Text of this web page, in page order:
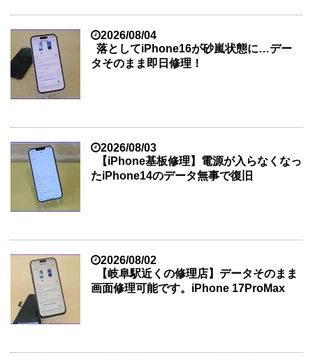
2026/08/04
落としてiPhone16が砂嵐状態に…デー
タそのまま即日修理！
2026/08/03
【iPhone基板修理】電源が入らなくなっ
たiPhone14のデータ無事で復旧
2026/08/02
【岐阜駅近くの修理店】データそのまま
画面修理可能です。iPhone 17ProMax